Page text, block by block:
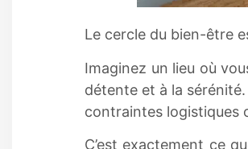
Le cercle du bien-être
Imaginez un lieu où
détente et à la
contraintes logistiques
C’est exactement ce